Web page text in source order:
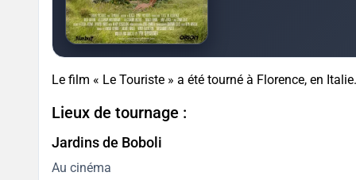
Le film « Le Touriste » a été tourné à Florence, en Italie.
Lieux de tournage :
Jardins de Boboli
Au cinéma